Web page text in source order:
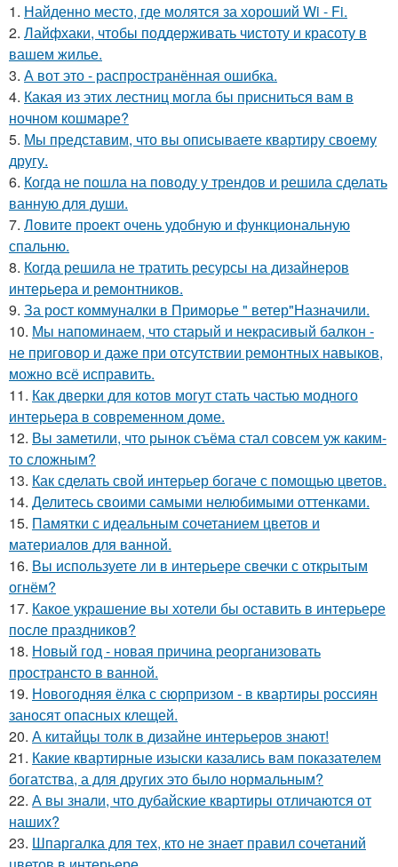
1. Найденно место, где молятся за хороший Wi - Fi.
2. Лайфхаки, чтобы поддерживать чистоту и красоту в
вашем жилье.
3. А вот это - распространённая ошибка.
4. Какая из этих лестниц могла бы присниться вам в
ночном кошмаре?
5. Мы представим, что вы описываете квартиру своему
другу.
6. Когда не пошла на поводу у трендов и решила сделать
ванную для души.
7. Ловите проект очень удобную и функциональную
спальню.
8. Когда решила не тратить ресурсы на дизайнеров
интерьера и ремонтников.
9. За рост коммуналки в Приморье " ветер"Назначили.
10. Мы напоминаем, что старый и некрасивый балкон -
не приговор и даже при отсутствии ремонтных навыков,
можно всё исправить.
11. Как дверки для котов могут стать частью модного
интерьера в современном доме.
12. Вы заметили, что рынок съёма стал совсем уж каким-
то сложным?
13. Как сделать свой интерьер богаче с помощью цветов.
14. Делитесь своими самыми нелюбимыми оттенками.
15. Памятки с идеальным сочетанием цветов и
материалов для ванной.
16. Вы используете ли в интерьере свечки с открытым
огнём?
17. Какое украшение вы хотели бы оставить в интерьере
после праздников?
18. Новый год - новая причина реорганизовать
пространсто в ванной.
19. Новогодняя ёлка с сюрпризом - в квартиры россиян
заносят опасных клещей.
20. А китайцы толк в дизайне интерьеров знают!
21. Какие квартирные изыски казались вам показателем
богатства, а для других это было нормальным?
22. А вы знали, что дубайские квартиры отличаются от
наших?
23. Шпаргалка для тех, кто не знает правил сочетаний